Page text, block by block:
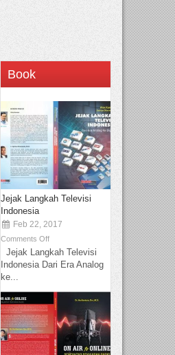
Book
Jejak Langkah Televisi
Indonesia
Feb 22, 2017
Comments Off
Jejak Langkah Televisi
Indonesia Dari Era Analog
ke...